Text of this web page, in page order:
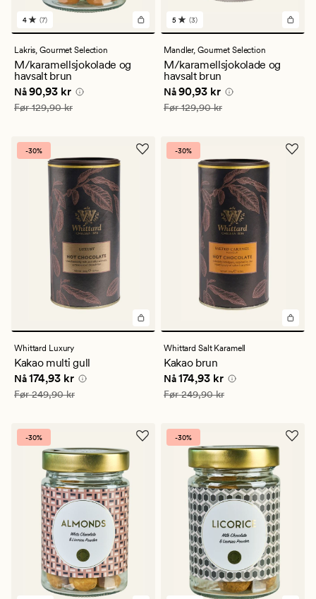
7
anmeldelser
med
en
gjennomsnittlig
vurdering
på
4
4 (7)
Lakris,Gourmet Selection
M/karamellsjokolade og
havsalt brun
Nåværende pris
Nå90,93 kr
Vanlig pris 129,90 kr
Før129,90 kr
3
anmeldelser
med
en
gjennomsnittlig
vurdering
på
5
5 (3)
Mandler, Gourmet Selection
M/karamellsjokolade og
havsalt brun
Nåværende pris
Nå90,93 kr
Vanlig pris 129,90 kr
Før129,90 kr
-30%
Whittard Luxury
Kakao multi gull
Nåværende pris
Nå174,93 kr
Vanlig pris 249,90 kr
Før249,90 kr
-30%
Whittard Salt Karamell
Kakao brun
Nåværende pris
Nå174,93 kr
Vanlig pris 249,90 kr
Før249,90 kr
-30% -30%